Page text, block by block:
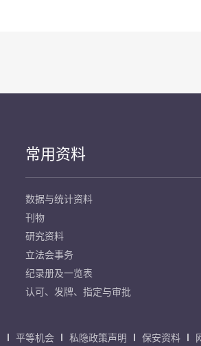
常用资料
数据与统计资料
刊物
研究资料
立法会事务
纪录册及一览表
认可、发牌、指定与审批
平等机会 私隐政策声明 保安资料